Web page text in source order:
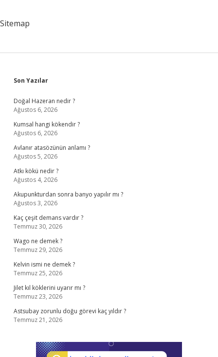
Sitemap
Sidebar
Son Yazılar
Doğal Hazeran nedir ?
Ağustos 6, 2026
Kumsal hangi kökendir ?
Ağustos 6, 2026
Avlanır atasözünün anlamı ?
Ağustos 5, 2026
Atkı kökü nedir ?
Ağustos 4, 2026
Akupunkturdan sonra banyo yapılır mı ?
Ağustos 3, 2026
Kaç çeşit demans vardır ?
Temmuz 30, 2026
Wago ne demek ?
Temmuz 29, 2026
Kelvin ismi ne demek ?
Temmuz 25, 2026
Jilet kıl köklerini uyarır mı ?
Temmuz 23, 2026
Astsubay zorunlu doğu görevi kaç yıldır ?
Temmuz 21, 2026